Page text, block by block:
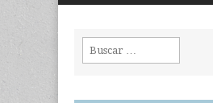
Buscar: